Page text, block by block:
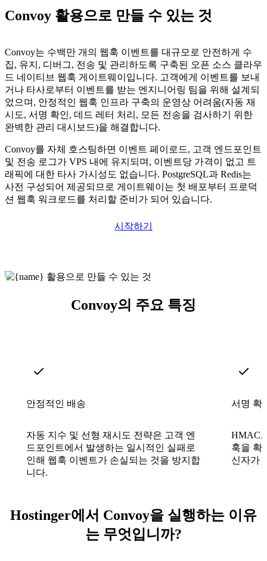
Convoy 활용으로 만들 수 있는 것
Convoy는 수백만 개의 웹훅 이벤트를 대규모로 안전하게 수
집, 유지, 디버그, 전송 및 관리하도록 구축된 오픈 소스 클라우
드 네이티브 웹훅 게이트웨이입니다. 고객에게 이벤트를 보내
거나 타사로부터 이벤트를 받는 엔지니어링 팀을 위해 설계되
었으며, 안정적인 웹훅 인프라 구축의 운영상 어려움(자동 재
시도, 서명 확인, 데드 레터 처리, 모든 전송을 검사하기 위한
완벽한 관리 대시보드)을 해결합니다.
Convoy를 자체 호스팅하면 이벤트 페이로드, 고객 엔드포인트
및 전송 로그가 VPS 내에 유지되며, 이벤트당 가격이 없고 트
래픽에 대한 타사 가시성도 없습니다. PostgreSQL과 Redis는
사전 구성되어 제공되므로 게이트웨이는 첫 배포부터 프로덕
션 웹훅 워크로드를 처리할 준비가 되어 있습니다.
시작하기
Convoy의 주요 특징
안정적인 배송
자동 지수 및 선형 재시도 전략은 고객 엔
드포인트에서 발생하는 일시적인 실패로
인해 웹훅 이벤트가 손실되는 것을 방지합
니다.
서명 확
HMAC
훅을 확
신자가
Hostinger에서 Convoy을 실행하는 이유
는 무엇입니까?